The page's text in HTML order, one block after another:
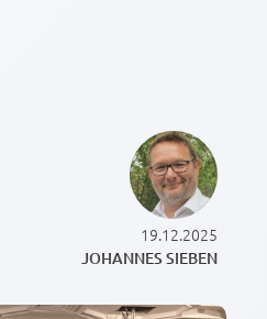
19.12.2025
JOHANNES SIEBEN